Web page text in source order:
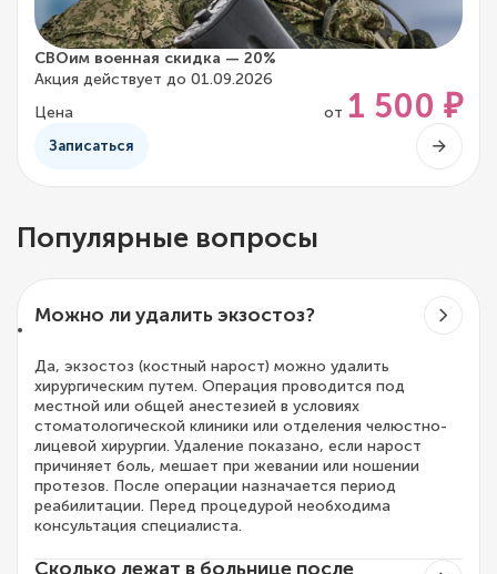
СВОим военная скидка — 20%
Акция действует до 01.09.2026
Цена
от 1 500 ₽
Записаться
Популярные вопросы
Можно ли удалить экзостоз?
Да, экзостоз (костный нарост) можно удалить
хирургическим путем. Операция проводится под
местной или общей анестезией в условиях
стоматологической клиники или отделения челюстно-
лицевой хирургии. Удаление показано, если нарост
причиняет боль, мешает при жевании или ношении
протезов. После операции назначается период
реабилитации. Перед процедурой необходима
консультация специалиста.
Сколько лежат в больнице после